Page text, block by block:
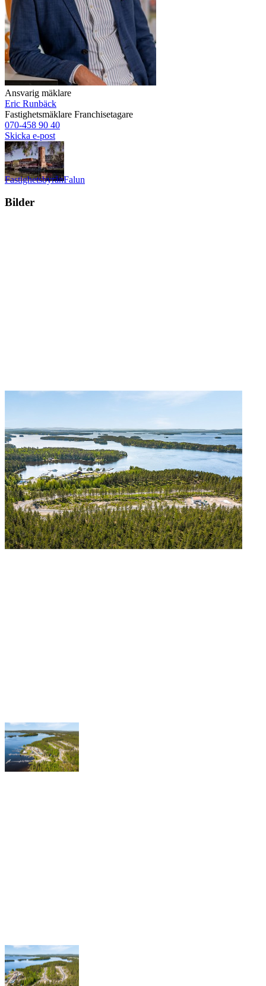
Ansvarig mäklare
Eric Runbäck
Fastighetsmäklare Franchisetagare
070-458 90 40
Skicka e-post
FastighetsbyrånFalun
Bilder